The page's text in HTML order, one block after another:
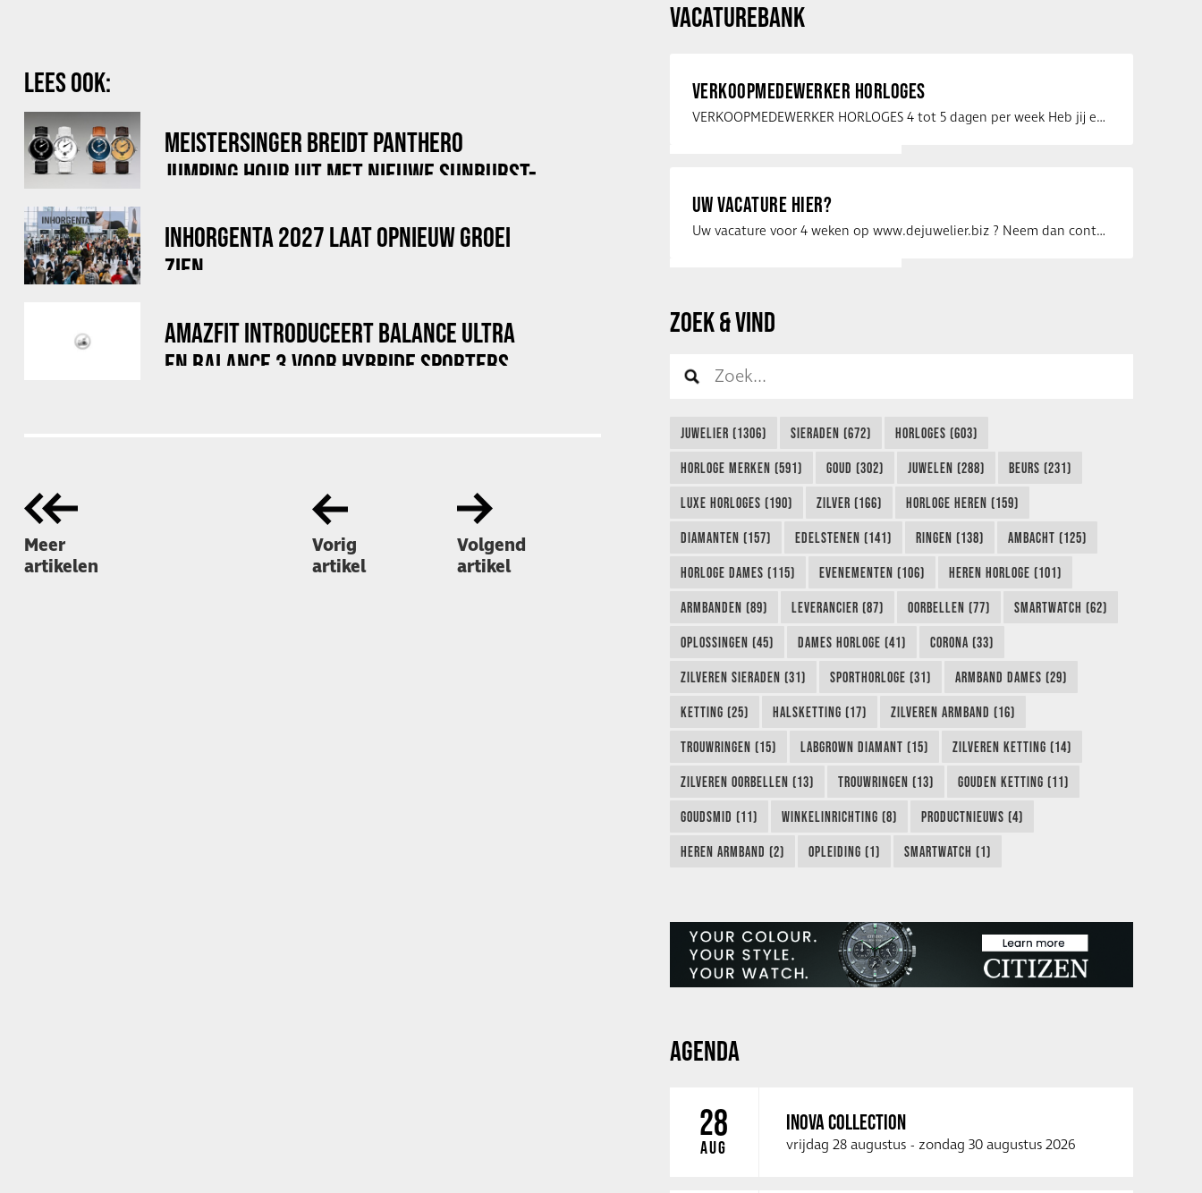
LEES OOK:
MEISTERSINGER BREIDT PANTHERO
JUMPING HOUR UIT MET NIEUWE SUNBURST-
INHORGENTA 2027 LAAT OPNIEUW GROEI
ZIEN
AMAZFIT INTRODUCEERT BALANCE ULTRA
EN BALANCE 3 VOOR HYBRIDE SPORTERS
Meer
artikelen
Vorig
artikel
Volgend
artikel
VACATUREBANK
VERKOOPMEDEWERKER HORLOGES
VERKOOPMEDEWERKER HORLOGES 4 tot 5 dagen per week Heb jij een passie voor …
UW VACATURE HIER?
Uw vacature voor 4 weken op www.dejuwelier.biz ? Neem dan contact op met …
ZOEK & VIND
JUWELIER (1306) SIERADEN (672) HORLOGES (603)
HORLOGE MERKEN (591) GOUD (302) JUWELEN (288) BEURS (231)
LUXE HORLOGES (190) ZILVER (166) HORLOGE HEREN (159)
DIAMANTEN (157) EDELSTENEN (141) RINGEN (138) AMBACHT (125)
HORLOGE DAMES (115) EVENEMENTEN (106) HEREN HORLOGE (101)
ARMBANDEN (89) LEVERANCIER (87) OORBELLEN (77) SMARTWATCH (62)
OPLOSSINGEN (45) DAMES HORLOGE (41) CORONA (33)
ZILVEREN SIERADEN (31) SPORTHORLOGE (31) ARMBAND DAMES (29)
KETTING (25) HALSKETTING (17) ZILVEREN ARMBAND (16)
TROUWRINGEN (15) LABGROWN DIAMANT (15) ZILVEREN KETTING (14)
ZILVEREN OORBELLEN (13) TROUWRINGEN (13) GOUDEN KETTING (11)
GOUDSMID (11) WINKELINRICHTING (8) PRODUCTNIEUWS (4)
HEREN ARMBAND (2) OPLEIDING (1) SMARTWATCH (1)
AGENDA
28
AUG
INOVA COLLECTION
vrijdag 28 augustus - zondag 30 augustus 2026